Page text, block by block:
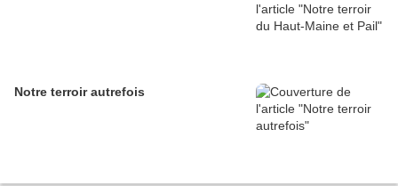
Notre terroir autrefois